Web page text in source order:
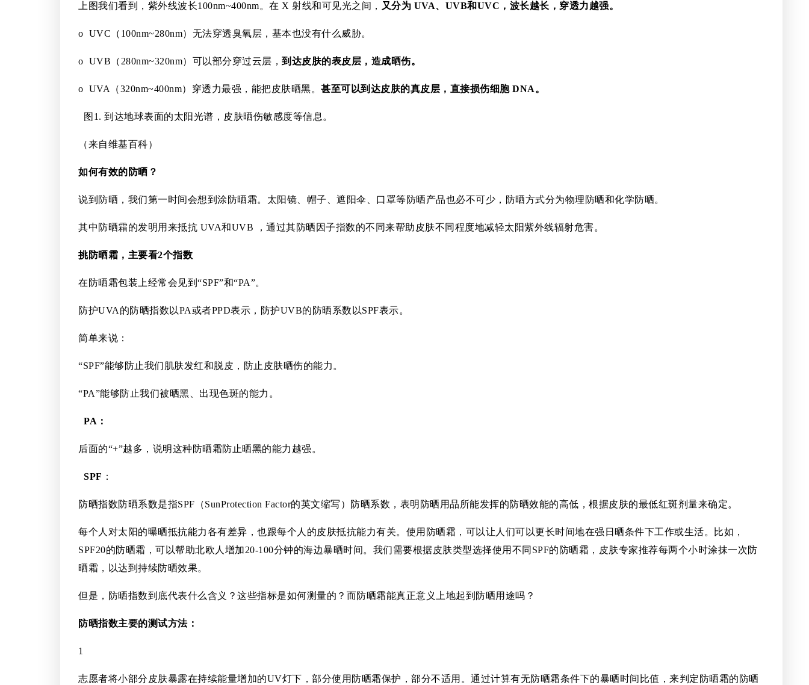
上图我们看到，紫外线波长100nm~400nm。在 X 射线和可见光之间， 又分为 UVA、UVB和UVC，波长越长，穿透力越强。
o UVC（100nm~280nm）无法穿透臭氧层，基本也没有什么威胁。
o UVB（280nm~320nm）可以部分穿过云层， 到达皮肤的表皮层，造成晒伤。
o UVA（320nm~400nm）穿透力最强，能把皮肤晒黑。 甚至可以到达皮肤的真皮层，直接损伤细胞 DNA。
图1. 到达地球表面的太阳光谱，皮肤晒伤敏感度等信息。
（来自维基百科）
如何有效的防晒？
说到防晒，我们第一时间会想到涂防晒霜。太阳镜、帽子、遮阳伞、口罩等防晒产品也必不可少，防晒方式分为物理防晒和化学防晒。
其中防晒霜的发明用来抵抗 UVA和UVB ，通过其防晒因子指数的不同来帮助皮肤不同程度地减轻太阳紫外线辐射危害。
挑防晒霜，主要看2个指数
在防晒霜包装上经常会见到“SPF”和“PA”。
防护UVA的防晒指数以PA或者PPD表示，防护UVB的防晒系数以SPF表示。
简单来说：
“SPF”能够防止我们肌肤发红和脱皮，防止皮肤晒伤的能力。
“PA”能够防止我们被晒黑、出现色斑的能力。
PA：
后面的“+”越多，说明这种防晒霜防止晒黑的能力越强。
SPF ：
防晒指数防晒系数是指SPF（SunProtection Factor的英文缩写）防晒系数，表明防晒用品所能发挥的防晒效能的高低，根据皮肤的最低红斑剂量来确定。
每个人对太阳的曝晒抵抗能力各有差异，也跟每个人的皮肤抵抗能力有关。使用防晒霜，可以让人们可以更长时间地在强日晒条件下工作或生活。比如，
SPF20的防晒霜，可以帮助北欧人增加20-100分钟的海边暴晒时间。我们需要根据皮肤类型选择使用不同SPF的防晒霜，皮肤专家推荐每两个小时涂抹一次防
晒霜，以达到持续防晒效果。
但是，防晒指数到底代表什么含义？这些指标是如何测量的？而防晒霜能真正意义上地起到防晒用途吗？
防晒指数主要的测试方法：
1
志愿者将小部分皮肤暴露在持续能量增加的UV灯下，部分使用防晒霜保护，部分不适用。通过计算有无防晒霜条件下的暴晒时间比值，来判定防晒霜的防晒